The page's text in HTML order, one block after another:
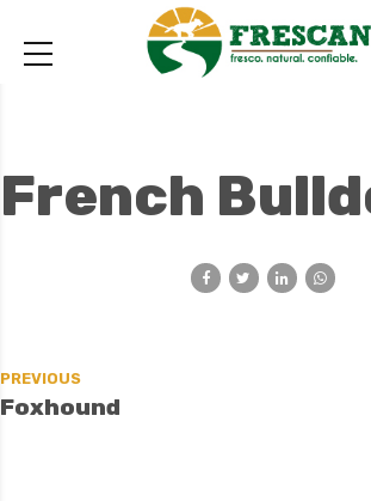
French
PREVIOUS
Foxhound